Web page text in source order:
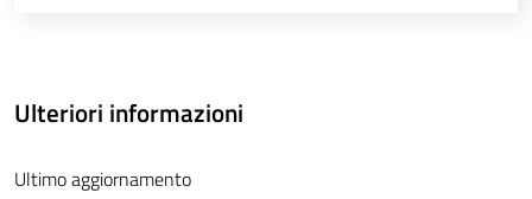
Ulteriori informazioni
Ultimo aggiornamento